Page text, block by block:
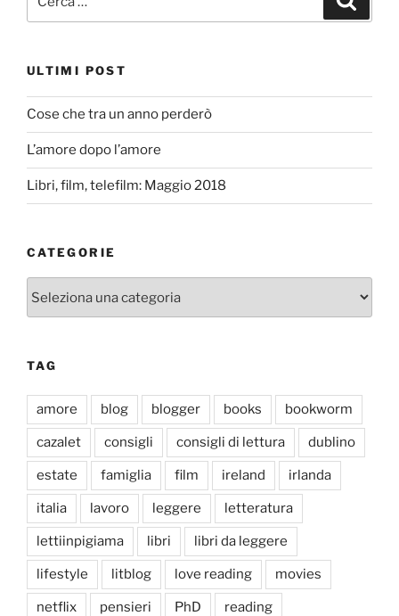
ULTIMI POST
Cose che tra un anno perderò
L’amore dopo l’amore
Libri, film, telefilm: Maggio 2018
CATEGORIE
TAG
amore blog blogger books bookworm
cazalet consigli consigli di lettura dublino
estate famiglia film ireland irlanda
italia lavoro leggere letteratura
lettiinpigiama libri libri da leggere
lifestyle litblog love reading movies
netflix pensieri PhD reading